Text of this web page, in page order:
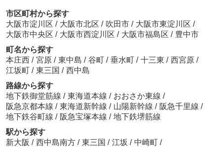
市区町村から探す
大阪市淀川区 / 大阪市北区 / 吹田市 / 大阪市東淀川区 /
大阪市中央区 / 大阪市西淀川区 / 大阪市福島区 / 豊中市
町名から探す
本庄西 / 宮原 / 東中島 / 谷町 / 垂水町 / 十三東 / 西宮原 /
江坂町 / 東三国 / 西中島
路線から探す
地下鉄御堂筋線 / 東海道本線 / おおさか東線 /
阪急京都本線 / 東海道新幹線 / 山陽新幹線 / 阪急千里線 /
地下鉄谷町線 / 阪急宝塚本線 / 地下鉄堺筋線
駅から探す
新大阪 / 西中島南方 / 東三国 / 江坂 / 中崎町 /